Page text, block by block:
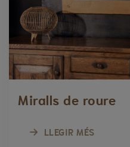
Miralls de roure
LLEGIR MÉS